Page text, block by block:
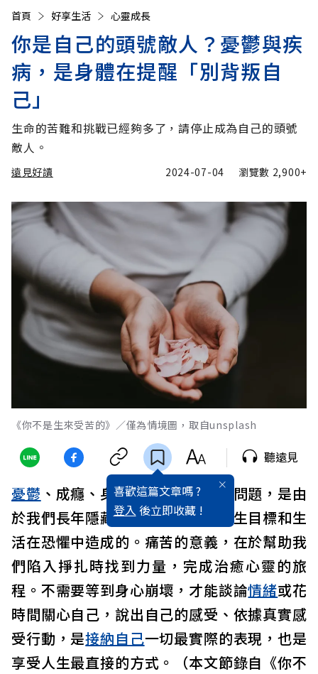
首頁 好享生活 心靈成長
你是自己的頭號敵人？憂鬱與疾
病，是身體在提醒「別背叛自
己」
生命的苦難和挑戰已經夠多了，請停止成為自己的頭號
敵人。
遠見好讀 2024-07-04 瀏覽數 2,900+
《你不是生來受苦的》／僅為情境圖，取自unsplash
喜歡這篇文章嗎 ?
登入 後立即收藏 !
聽遠見
憂鬱 、成癮、身體疾病和人際關係問題，是由
於我們長年隱藏真實情感、否認人生目標和生
活在恐懼中造成的。痛苦的意義，在於幫助我
們陷入掙扎時找到力量，完成治癒心靈的旅
程。不需要等到身心崩壞，才能談論情緒或花
時間關心自己，說出自己的感受、依據真實感
受行動，是接納自己一切最實際的表現，也是
享受人生最直接的方式。（本文節錄自《你不